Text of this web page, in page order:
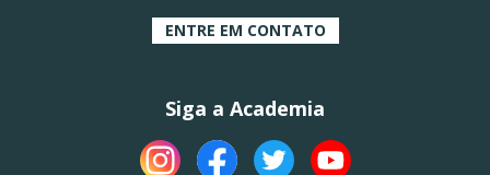
ENTRE EM CONTATO
Siga a Academia